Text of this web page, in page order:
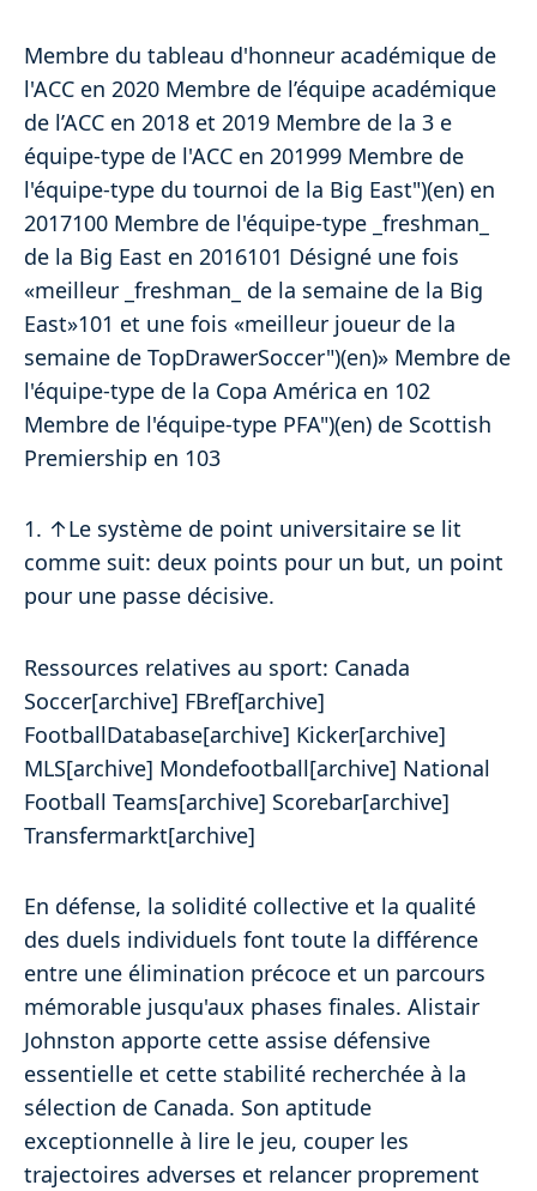
Membre du tableau d'honneur académique de
l'ACC en 2020 Membre de l’équipe académique
de l’ACC en 2018 et 2019 Membre de la 3 e
équipe-type de l'ACC en 201999 Membre de
l'équipe-type du tournoi de la Big East")(en) en
2017100 Membre de l'équipe-type _freshman_
de la Big East en 2016101 Désigné une fois
«meilleur _freshman_ de la semaine de la Big
East»101 et une fois «meilleur joueur de la
semaine de TopDrawerSoccer")(en)» Membre de
l'équipe-type de la Copa América en 102
Membre de l'équipe-type PFA")(en) de Scottish
Premiership en 103
1. ↑Le système de point universitaire se lit
comme suit: deux points pour un but, un point
pour une passe décisive.
Ressources relatives au sport: Canada
Soccer[archive] FBref[archive]
FootballDatabase[archive] Kicker[archive]
MLS[archive] Mondefootball[archive] National
Football Teams[archive] Scorebar[archive]
Transfermarkt[archive]
En défense, la solidité collective et la qualité
des duels individuels font toute la différence
entre une élimination précoce et un parcours
mémorable jusqu'aux phases finales. Alistair
Johnston apporte cette assise défensive
essentielle et cette stabilité recherchée à la
sélection de Canada. Son aptitude
exceptionnelle à lire le jeu, couper les
trajectoires adverses et relancer proprement